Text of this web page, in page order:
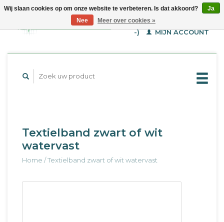
WINKELWAGEN (€--,-
-)
MIJN ACCOUNT
Textielband zwart of wit
watervast
Home /Textielband zwart of wit watervast
Wij slaan cookies op om onze website te verbeteren. Is dat akkoord?
Ja
Nee
Meer over cookies »